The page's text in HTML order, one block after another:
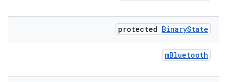
protected BinaryState
mBluetooth